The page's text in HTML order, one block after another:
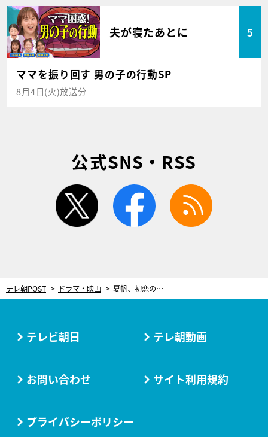
夫が寝たあとに 5
ママを振り回す 男の子の行動SP
8月4日(火)放送分
公式SNS・RSS
twitter facebook
テレ朝POST ドラマ・映画 夏帆、初恋の相手役で“ほっこり探偵ミステリー”に登場！＜探偵さん、リュック開いてますよ＞
テレビ朝日 テレ朝動画
お問い合わせ サイト利用規約
プライバシーポリシー